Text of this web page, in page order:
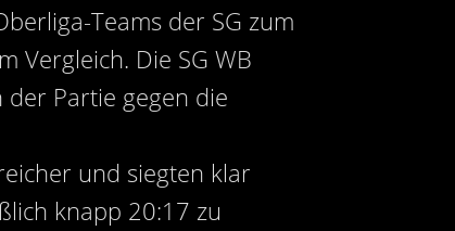
Teams der SG zum
Vergleich. Die SG WB
der Partie gegen die
und siegten klar
knapp 20:17 zu